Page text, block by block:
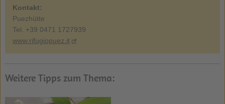
Kontakt:
Puezhütte
Tel. +39 0471 1727939
www.rifugiopuez.it
Weitere Tipps zum Thema: